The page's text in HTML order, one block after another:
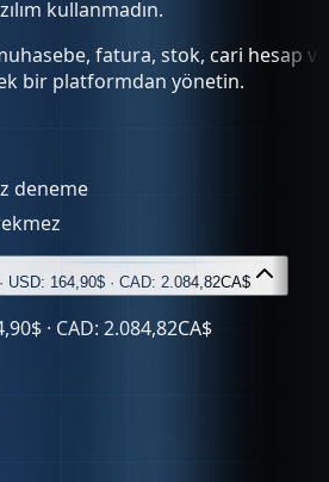
fatura, stok, cari hesap ve
bir platformdan yönetin.
deneme
· CAD: 2.084,82CA$